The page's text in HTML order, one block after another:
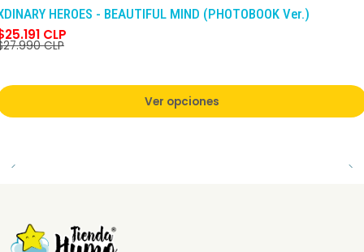
HEROES - BEAUTIFUL MIND (PHOTOBOOK Ver.)
CLP
CLP
Ver opciones